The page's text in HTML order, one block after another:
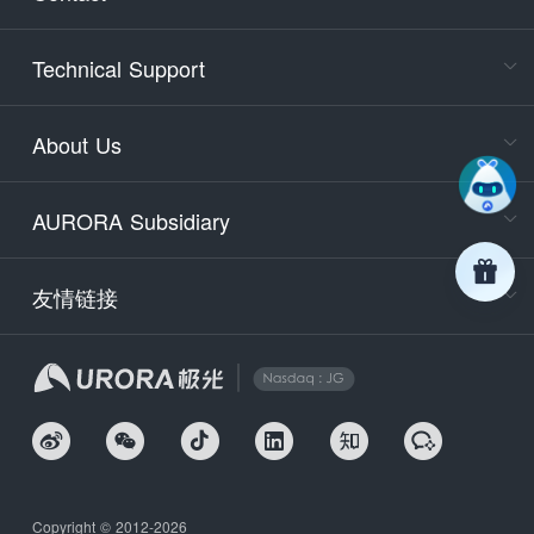
Technical Support
About Us
AURORA Subsidiary
友情链接
Copyright © 2012-2026
days)
9:30-
Email